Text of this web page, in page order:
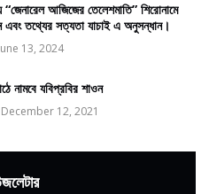
আজিজের তেলেশমাতি” শিরোনামে
এবং তথ্যের সত্যতা যাচাই এ অনুসন্ধান।
13, 2024
নামবে যবিপ্রবির শাওন
December 12, 2021